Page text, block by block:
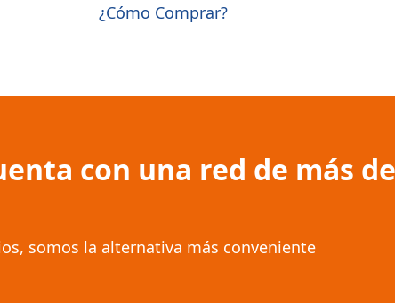
¿Cómo Comprar?
con una red de más de
somos la alternativa más conveniente